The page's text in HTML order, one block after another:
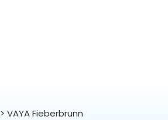
> VAYA Fieberbrunn